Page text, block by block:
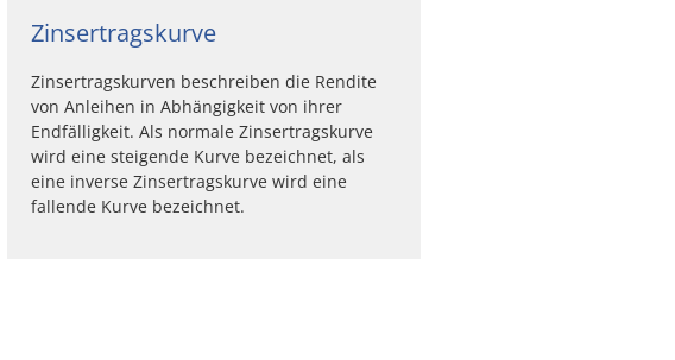
Zinsertragskurve
Zinsertragskurven beschreiben die Rendite
von Anleihen in Abhängigkeit von ihrer
Endfälligkeit. Als normale Zinsertragskurve
wird eine steigende Kurve bezeichnet, als
eine inverse Zinsertragskurve wird eine
fallende Kurve bezeichnet.